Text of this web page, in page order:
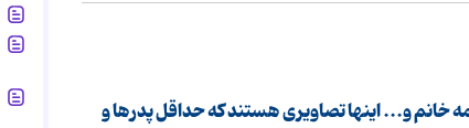
خانم و... اینها تصاویری هستند كه حداقل پدرها و